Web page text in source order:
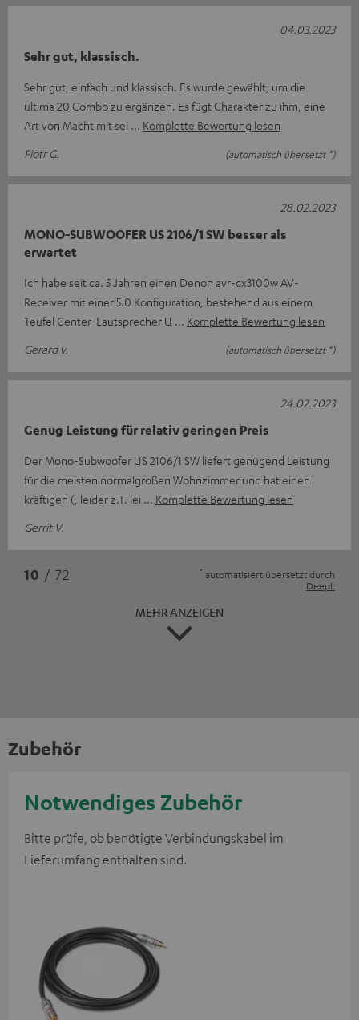
Sehr gut, klassisch.
Sehr gut, einfach und klassisch. Es wurde gewählt, um die
ultima 20 Combo zu ergänzen. Es fügt Charakter zu ihm, eine
Art von Macht mit sei
Komplette Bewertung lesen
Piotr G.
(automatisch übersetzt *)
04.03.2023
MONO-SUBWOOFER US 2106/1 SW besser als
erwartet
Ich habe seit ca. 5 Jahren einen Denon avr-cx3100w AV-
Receiver mit einer 5.0 Konfiguration, bestehend aus einem
Teufel Center-Lautsprecher U
Komplette Bewertung lesen
Gerard v.
(automatisch übersetzt *)
28.02.2023
Genug Leistung für relativ geringen Preis
Der Mono-Subwoofer US 2106/1 SW liefert genügend Leistung
für die meisten normalgroßen Wohnzimmer und hat einen
kräftigen (, leider z.T. lei
Komplette Bewertung lesen
Gerrit V.
24.02.2023
10 / 72 * automatisiert übersetzt durch
DeepL
MEHR ANZEIGEN
Zubehör
Notwendiges Zubehör
Bitte prüfe, ob benötigte Verbindungskabel im
Lieferumfang enthalten sind.